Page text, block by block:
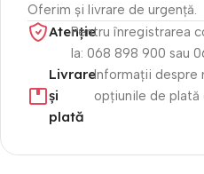
Oferim și livrare de urgență.
Atenție​Pentru înregistrarea
la: 068 898 900 sau
Livrare
și
plată
Informații despre
opțiunile de plată